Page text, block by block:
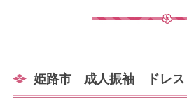
姫路市 成人振袖 ドレス